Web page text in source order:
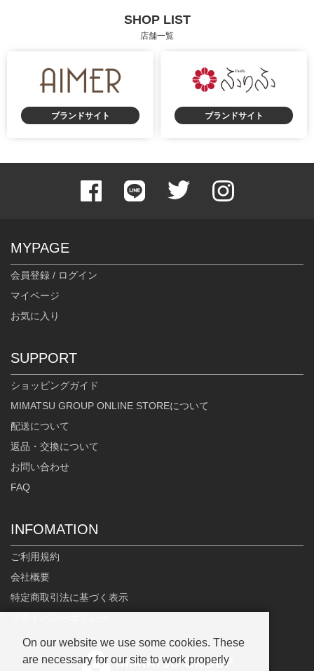
SHOP LIST
店舗一覧
ブランドサイト ブランドサイト
MYPAGE
会員登録 / ログイン
マイページ
お気に入り
SUPPORT
ショッピングガイド
MIMATSU GROUP ONLINE STOREについて
配送について
返品・交換について
お問い合わせ
FAQ
INFOMATION
ご利用規約
会社概要
特定商取引法に基づく表示
On our website we use some cookies. These
are necessary for our site to work properly